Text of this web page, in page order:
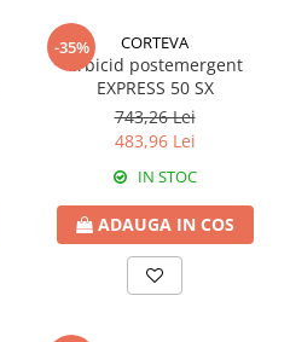
-35% CORTEVA
Erbicid postemergent
EXPRESS 50 SX
743,26 Lei
483,96 Lei
IN STOC
ADAUGA IN COS